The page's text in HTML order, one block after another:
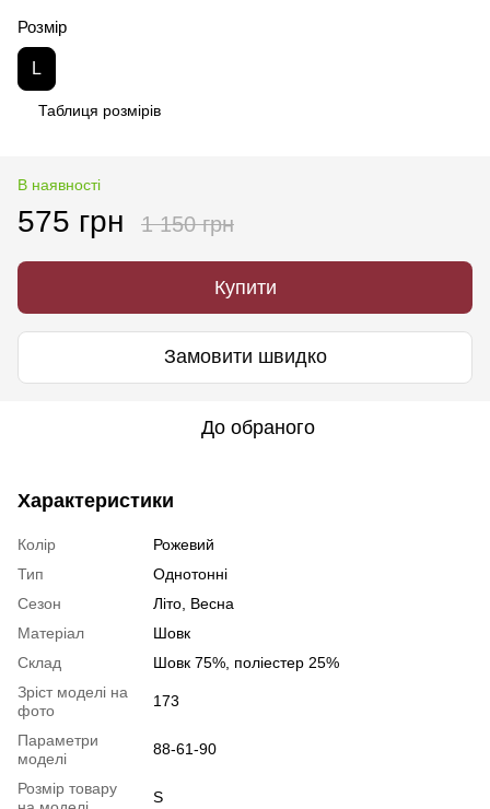
Розмір
L
Таблиця розмірів
В наявності
575 грн 1 150 грн
Купити
Замовити швидко
До обраного
Характеристики
Колір
Рожевий
Тип
Однотонні
Сезон
Літо, Весна
Матеріал
Шовк
Склад
Шовк 75%, поліестер 25%
Зріст моделі на
фото
173
Параметри
моделі
88-61-90
Розмір товару
S